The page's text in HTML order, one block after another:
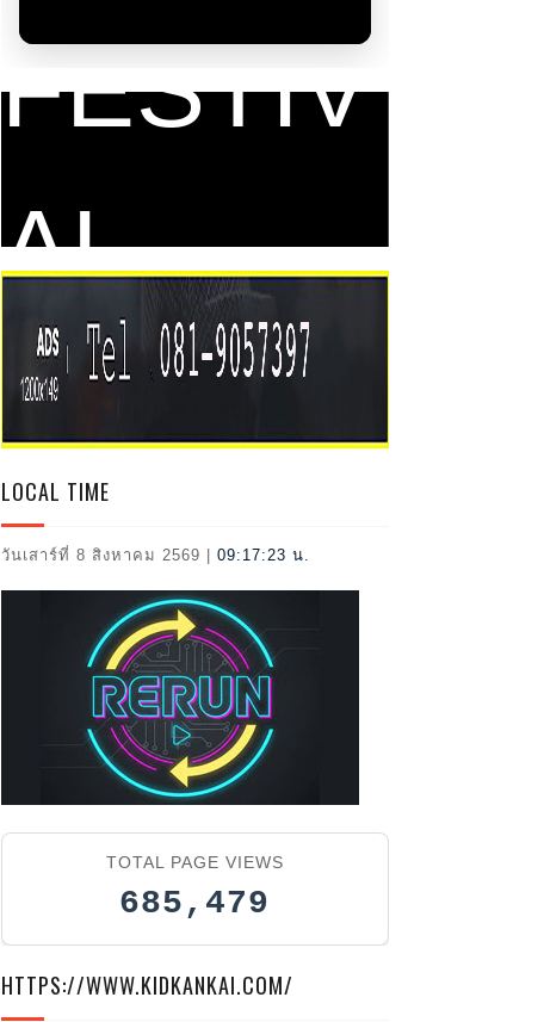
FESTIV
AL
2026
LOCAL TIME
วันเสาร์ที่ 8 สิงหาคม 2569 | 09:17:25 น.
TOTAL PAGE VIEWS
685,479
HTTPS://WWW.KIDKANKAI.COM/